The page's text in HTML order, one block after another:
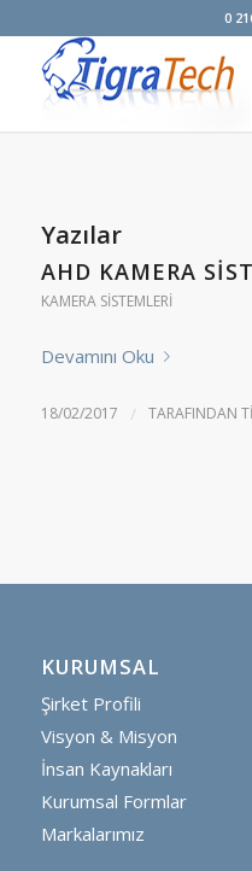
0
Yazılar
AHD KAMERA
KAMERA SISTEMLERI
Devamını Oku
18/02/2017 / TARAFINDAN
KURUMSAL
Şirket Profili
Visyon & Misyon
İnsan Kaynakları
Kurumsal Formlar
Markalarımız